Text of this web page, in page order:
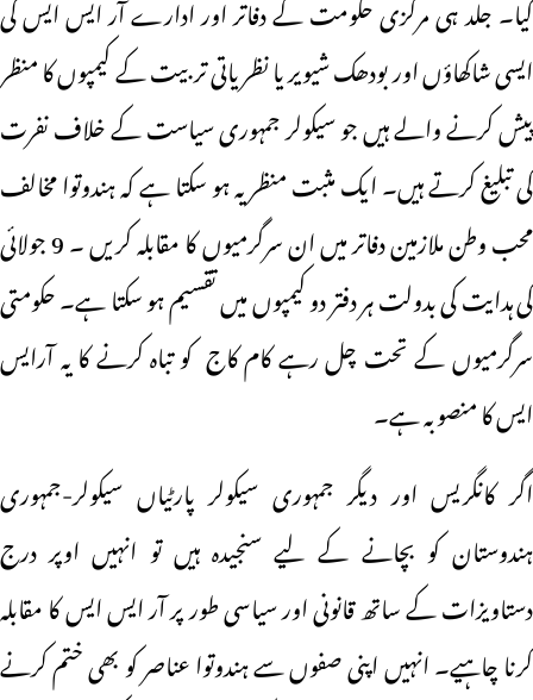
ایسی شاکھاؤں اور بودھک شیویر یا نظریاتی تربیت کے کیمپوں کا منظر
پیش کرنے والے ہیں جو سیکولر جمہوری سیاست کے خلاف نفرت
کی تبلیغ کرتے ہیں۔ ایک مثبت منظر یہ ہو سکتا ہے کہ ہندوتوا مخالف
محب وطن ملازمین دفاتر میں ان سرگرمیوں کا مقابلہ کریں ۔ 9 جولائی
کی ہدایت کی بدولت ہر دفتر دو کیمپوں میں تقسیم ہو سکتا ہے۔ حکومتی
سرگرمیوں کے تحت چل رہے کام کاج کو تباہ کرنے کا یہ آرایس
ایس کا منصوبہ ہے۔
اگر کانگریس اور دیگر جمہوری سیکولر پارٹیاں سیکولر-جمہوری
ہندوستان کو بچانے کے لیے سنجیدہ ہیں تو انہیں اوپر درج
دستاویزات کے ساتھ قانونی اور سیاسی طور پر آر ایس ایس کا مقابلہ
کرنا چاہیے۔ انہیں اپنی صفوں سے ہندوتوا عناصر کو بھی ختم کرنے